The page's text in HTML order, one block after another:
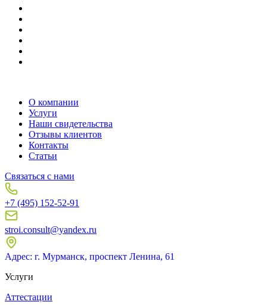
О компании
Услуги
Наши свидетельства
Отзывы клиентов
Контакты
Статьи
Связаться с нами
+7 (495) 152-52-91
stroi.consult@yandex.ru
Адрес: г. Мурманск, проспект Ленина, 61
Услуги
Аттестации